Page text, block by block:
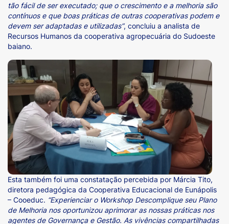
tão fácil de ser executado; que o crescimento e a melhoria são
contínuos e que boas práticas de outras cooperativas podem e
devem ser adaptadas e utilizadas”, concluiu a analista de
Recursos Humanos da cooperativa agropecuária do Sudoeste
baiano.
Esta também foi uma constatação percebida por Márcia Tito,
diretora pedagógica da Cooperativa Educacional de Eunápolis
– Cooeduc. “Experienciar o Workshop Descomplique seu Plano
de Melhoria nos oportunizou aprimorar as nossas práticas nos
agentes de Governança e Gestão. As vivências compartilhadas